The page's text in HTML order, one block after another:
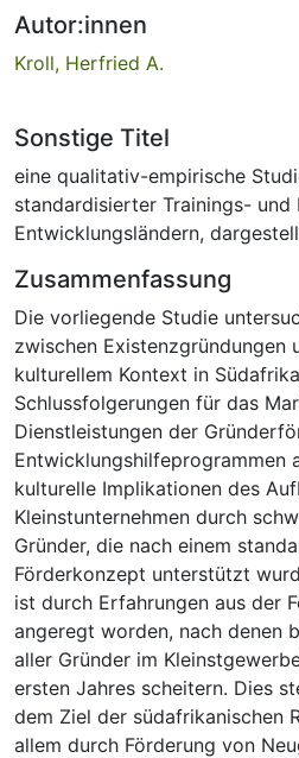
Autor:innen
Kroll, Herfried A.
Sonstige Titel
eine qualitativ-empirische
standardisierter Trainings- und
Entwicklungsländern,
Zusammenfassung
Die vorliegende Studie
zwischen Existenzgründungen
kulturellem Kontext in
Schlussfolgerungen für das
Dienstleistungen der
Entwicklungshilfeprogrammen
kulturelle Implikationen des
Kleinstunternehmen durch
Gründer, die nach einem
Förderkonzept unterstützt
ist durch Erfahrungen aus der
angeregt worden, nach denen
aller Gründer im
ersten Jahres scheitern. Dies
dem Ziel der südafrikanischen
allem durch Förderung von